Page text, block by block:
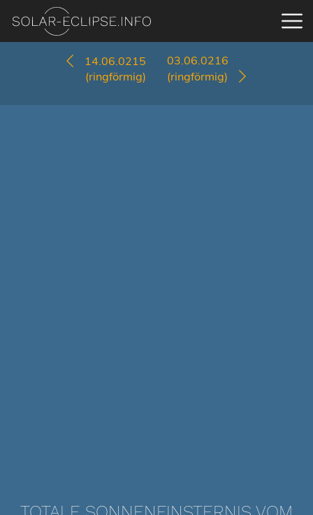
14.06.0215
(ringförmig)
03.06.0216
(ringförmig)